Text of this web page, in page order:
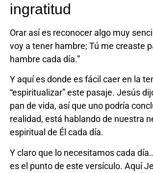
ingratitud
Orar así es reconocer algo muy
voy a tener hambre; Tú me creaste
hambre cada día.”
Y aquí es donde es fácil caer en la
“espiritualizar” este pasaje. Jesús
pan de vida, así que uno podría
realidad, está hablando de nuestra
espiritual de Él cada día.
Y claro que lo necesitamos cada
es el punto de este versículo. Aquí